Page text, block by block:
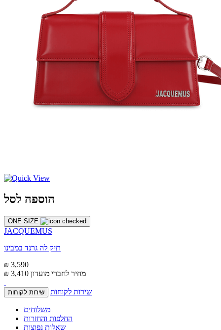
הוספה לסל
ONE SIZE
JACQUEMUS
תיק לה גרנד במבינו
₪ 3,590
₪ 3,410 מחיר לחברי מועדון
שירות לקוחות שירות לקוחות
משלוחים
החלפות והחזרות
שאלות נפוצות